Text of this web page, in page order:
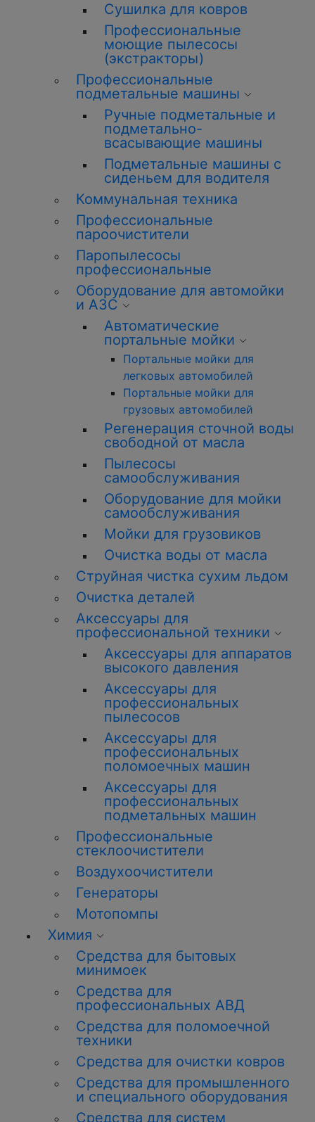
Сушилка для ковров
Профессиональные
моющие пылесосы
(экстракторы)
Профессиональные
подметальные машины
Ручные подметальные и
подметально-
всасывающие машины
Подметальные машины с
сиденьем для водителя
Коммунальная техника
Профессиональные
пароочистители
Паропылесосы
профессиональные
Оборудование для автомойки
и АЗС
Автоматические
портальные мойки
Портальные мойки для
легковых автомобилей
Портальные мойки для
грузовых автомобилей
Регенерация сточной воды
свободной от масла
Пылесосы
самообслуживания
Оборудование для мойки
самообслуживания
Мойки для грузовиков
Очистка воды от масла
Струйная чистка сухим льдом
Очистка деталей
Аксессуары для
профессиональной техники
Аксессуары для аппаратов
высокого давления
Аксессуары для
профессиональных
пылесосов
Аксессуары для
профессиональных
поломоечных машин
Аксессуары для
профессиональных
подметальных машин
Профессиональные
стеклоочистители
Воздухоочистители
Генераторы
Мотопомпы
Химия
Средства для бытовых
минимоек
Средства для
профессиональных АВД
Средства для поломоечной
техники
Средства для очистки ковров
Средства для промышленного
и специального оборудования
Средства для систем